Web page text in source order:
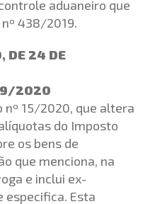
aduaneiro que
438/2019.
DE 24 DE
2020
nº 15/2020, que altera
do Imposto
os bens de
que menciona, na
e inclui ex-
Esta